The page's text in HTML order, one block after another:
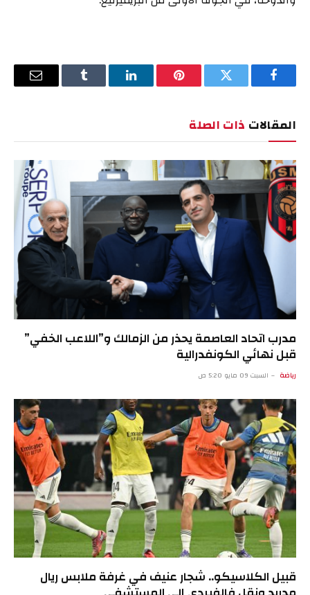
فيسبوك تويتر بينتيريستلينكدإن Tumblr
البريد
المقالات ذات الصلة
مدرب اتحاد العاصمة يحذر من الزمالك و”اللاعب الخفي”
قبل نهائي الكونفدرالية
رياضة السبت 09 مايو 5:20 ص
قبيل الكلاسيكو.. شجار عنيف في غرفة ملابس ريال